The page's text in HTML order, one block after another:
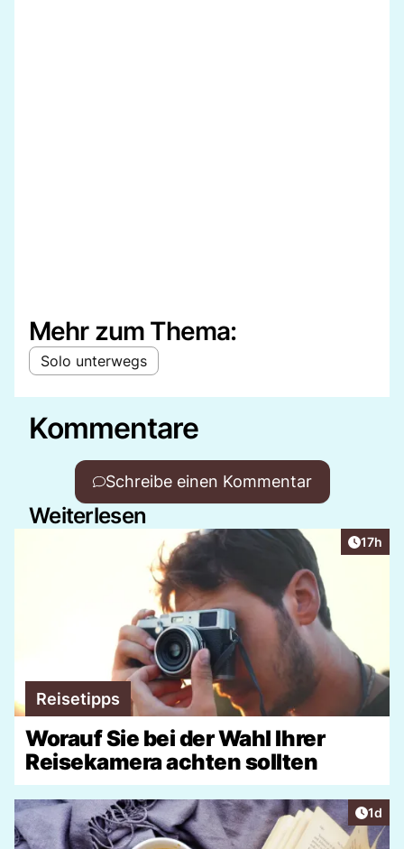
Mehr zum Thema:
Solo unterwegs
Kommentare
Schreibe einen Kommentar
Weiterlesen
Artikel
17h
Reisetipps
Worauf Sie bei der Wahl Ihrer
Reisekamera achten sollten
1d